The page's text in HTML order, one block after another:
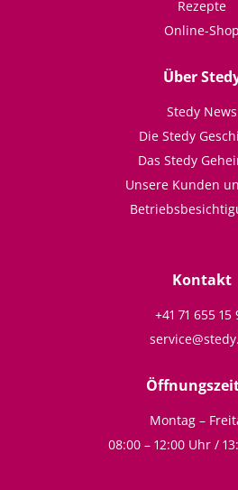
Rezepte
Online-Shop
Über
Stedy News
Die Stedy
Das Stedy
Unsere Kunden
Kontakt
+41 71 655 15
Montag –
08:00 – 12:00 Uhr /